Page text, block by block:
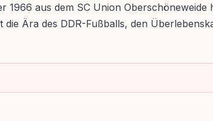
1966 aus dem SC Union
Ära des DDR-Fußballs, den